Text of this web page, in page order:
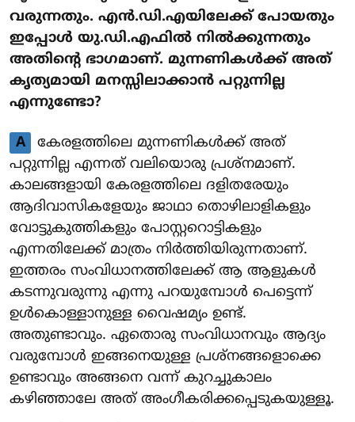
വരുന്നതും. എൻ.ഡി.എയിലേക്ക് പോയതും
ഇപ്പോൾ യു.ഡി.എഫിൽ നിൽക്കുന്നതും
അതിന്റെ ഭാഗമാണ്. മുന്നണികൾക്ക് അത്
കൃത്യമായി മനസ്സിലാക്കാൻ പറ്റുന്നില്ല
എന്നുണ്ടോ?
A
കേരളത്തിലെ മുന്നണികൾക്ക് അത്
പറ്റുന്നില്ല എന്നത് വലിയൊരു പ്രശ്നമാണ്.
കാലങ്ങളായി കേരളത്തിലെ ദളിതരേയും
ആദിവാസികളേയും ജാഥാ തൊഴിലാളികളും
വോട്ടുകുത്തികളും പോസ്റ്ററൊട്ടികളും
എന്നതിലേക്ക് മാത്രം നിർത്തിയിരുന്നതാണ്.
ഇത്തരം സംവിധാനത്തിലേക്ക് ആ ആളുകൾ
കടന്നുവരുന്നു എന്നു പറയുമ്പോൾ പെട്ടെന്ന്
ഉൾകൊള്ളാനുള്ള വൈഷമ്യം ഉണ്ട്.
അതുണ്ടാവും. ഏതൊരു സംവിധാനവും ആദ്യം
വരുമ്പോൾ ഇങ്ങനെയുള്ള പ്രശ്നങ്ങളൊക്കെ
ഉണ്ടാവും അങ്ങനെ വന്ന് കുറച്ചുകാലം
കഴിഞ്ഞാലേ അത് അംഗീകരിക്കപ്പെടുകയുള്ളൂ.